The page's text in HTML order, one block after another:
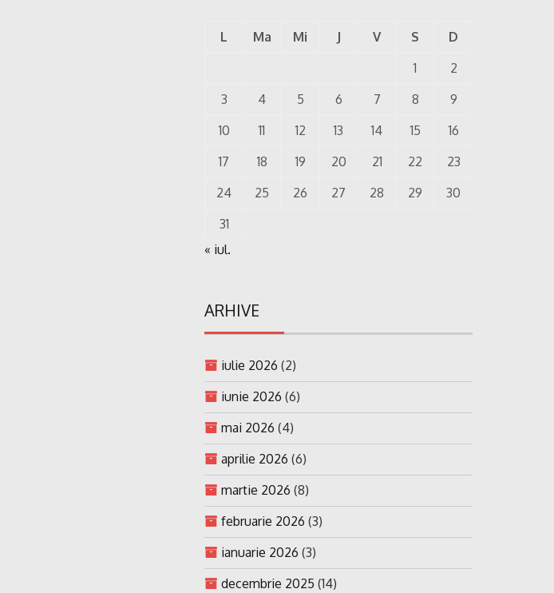
L Ma Mi J V S
D
1
2
3
4 5 6 7 8
9
10
11 12 13 14 15
16
17
18 19 20 21 22
23
24
25 26 27 28 29
30
31
« iul.
ARHIVE
iulie 2026 (2)
iunie 2026 (6)
mai 2026 (4)
aprilie 2026 (6)
martie 2026 (8)
februarie 2026 (3)
ianuarie 2026 (3)
decembrie 2025 (14)